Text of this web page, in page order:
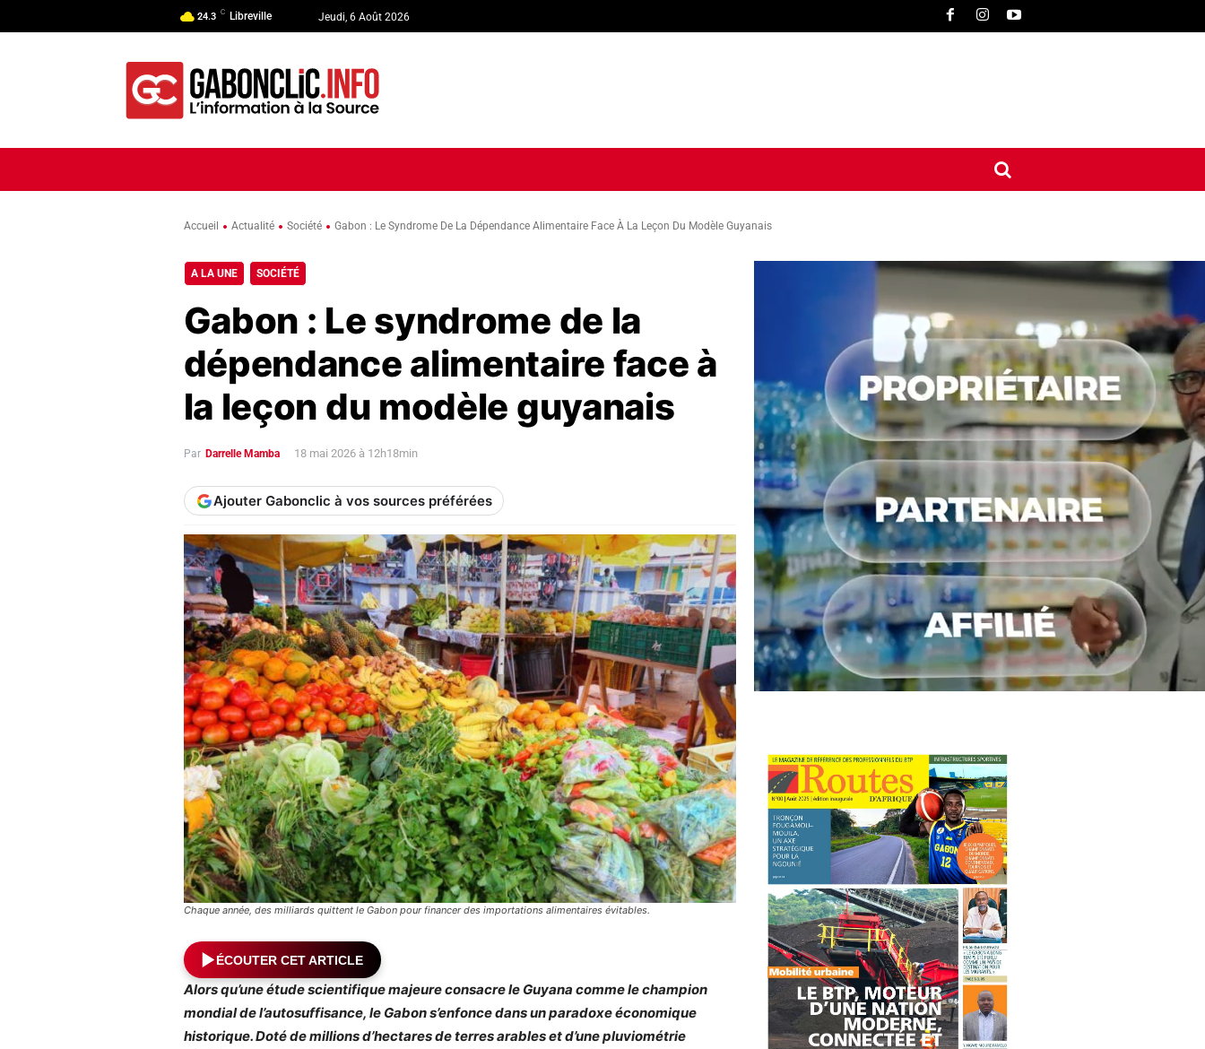
24.3 C Libreville Jeudi, 6 Août 2026
CONTACT
Accueil Actualité Société Gabon : Le Syndrome De La Dépendance Alimentaire Face À La Leçon Du Modèle Guyanais
A LA UNE SOCIÉTÉ
Gabon : Le syndrome de la
dépendance alimentaire face à
la leçon du modèle guyanais
Par Darrelle Mamba 18 mai 2026 à 12h18min
Ajouter Gabonclic à vos sources préférées
Chaque année, des milliards quittent le Gabon pour financer des importations alimentaires évitables.
ÉCOUTER CET ARTICLE
Alors qu’une étude scientifique majeure consacre le Guyana comme le champion
mondial de l’autosuffisance, le Gabon s’enfonce dans un paradoxe économique
historique. Doté de millions d’hectares de terres arables et d’une pluviométrie